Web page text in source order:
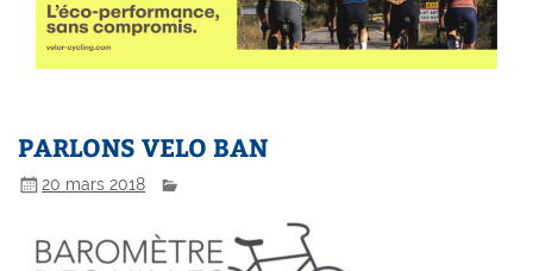
PARLONS VELO BAN
20 mars 2018